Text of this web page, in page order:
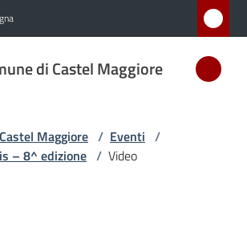
di Castel Maggiore
Maggiore / Eventi /
– 8^ edizione / Video